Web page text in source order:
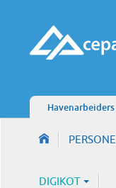
Havenarbeiders
DIGIKOT